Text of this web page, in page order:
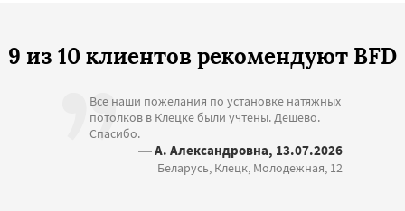
9 из 10 клиентов рекомендуют BFD
Все наши пожелания по установке натяжных
потолков в Клецке были учтены. Дешево.
Спасибо.
— А. Александровна, 13.07.2026
Беларусь, Клецк, Молодежная, 12